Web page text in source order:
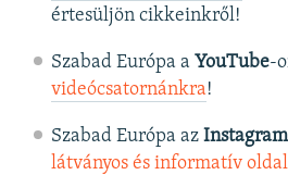
értesüljön cikkeinkről!
Szabad Európa a YouTube-
videócsatornánkra!
Szabad Európa az
látványos és informatív